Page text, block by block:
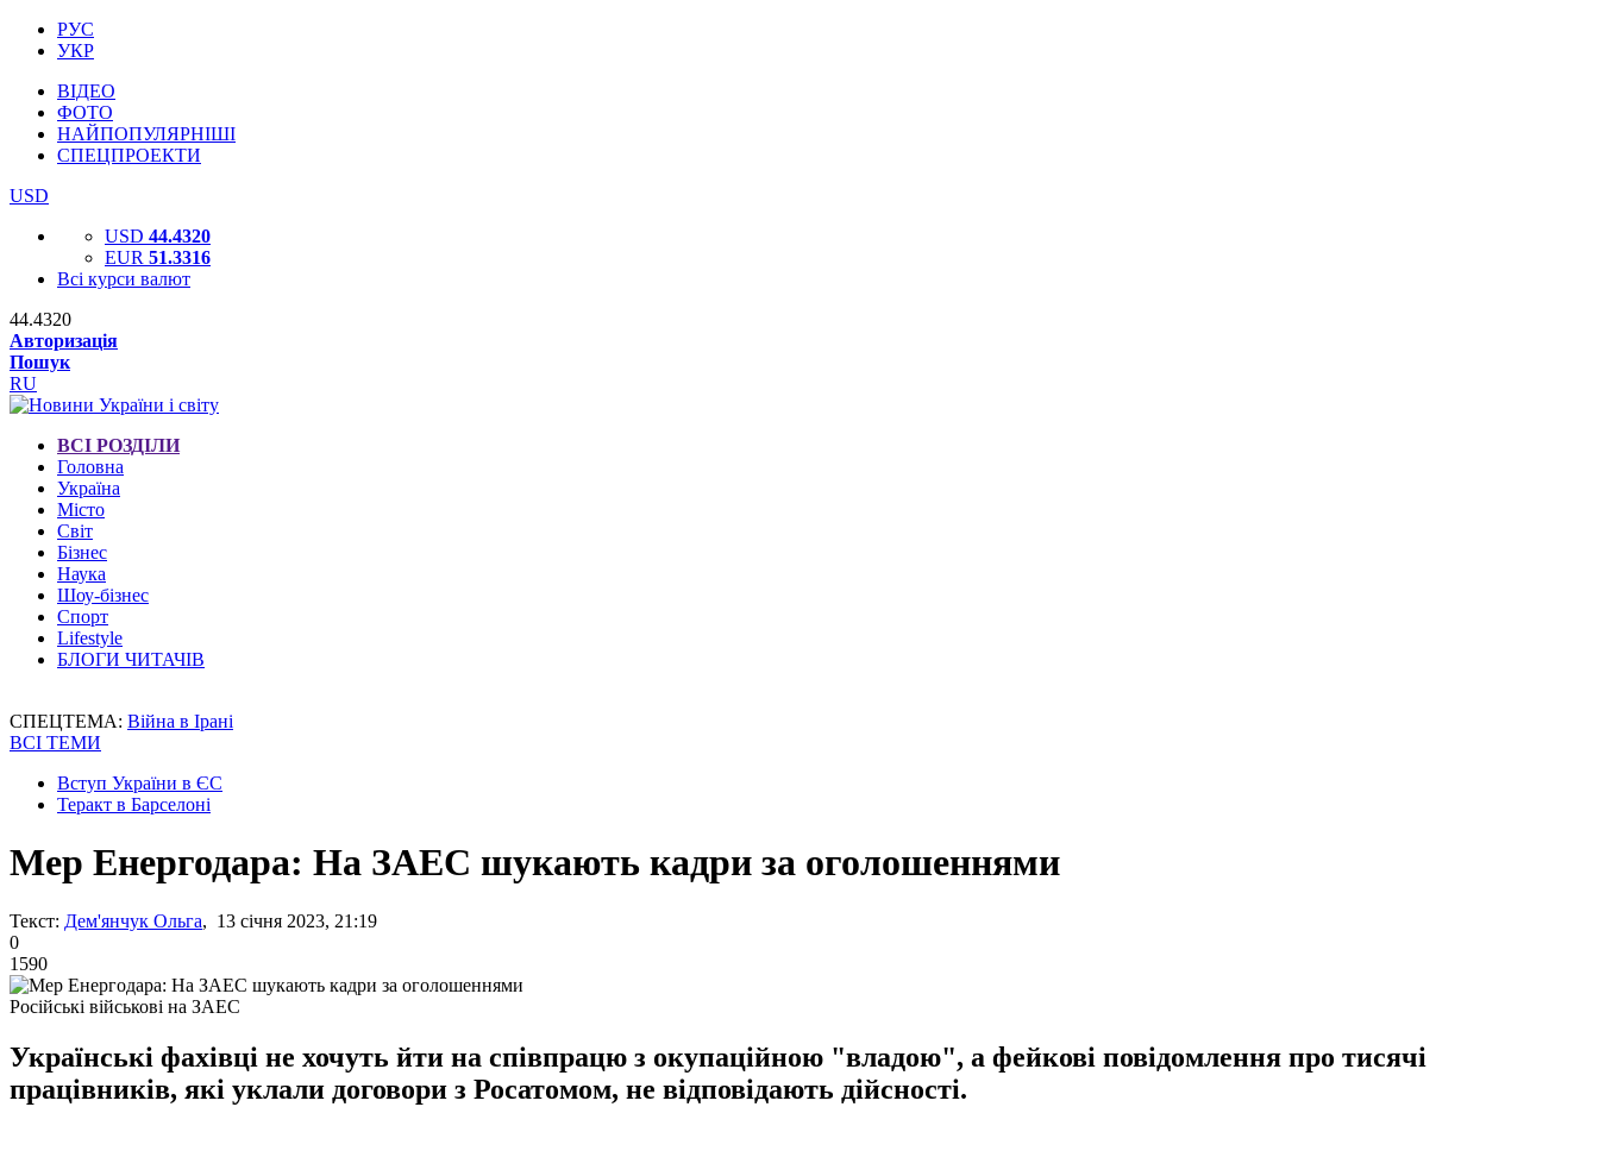
РУС
УКР
ВІДЕО
ФОТО
НАЙПОПУЛЯРНІШІ
СПЕЦПРОЕКТИ
USD
USD 44.4320
EUR 51.3316
Всі курси валют
44.4320
Авторизація
Пошук
RU
ВСІ РОЗДІЛИ
Головна
Україна
Місто
Світ
Бізнес
Наука
Шоу-бізнес
Спорт
Lifestyle
БЛОГИ ЧИТАЧІВ
СПЕЦТЕМА: Війна в Ірані
ВСІ ТЕМИ
Вступ України в ЄС
Теракт в Барселоні
Мер Енергодара: На ЗАЕС шукають кадри за оголошеннями
Текст: Дем'янчук Ольга, 13 січня 2023, 21:19
0
1590
Російські військові на ЗАЕС
Українські фахівці не хочуть йти на співпрацю з окупаційною "владою", а фейкові повідомлення про тисячі
працівників, які уклали договори з Росатомом, не відповідають дійсності.